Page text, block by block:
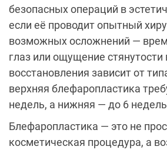
безопасных операций в
если её проводит опытный
возможных осложнений —
глаз или ощущение стянутости
восстановления зависит от
верхняя блефаропластика
недель, а нижняя — до 6
Блефаропластика — это не
косметическая процедура, а